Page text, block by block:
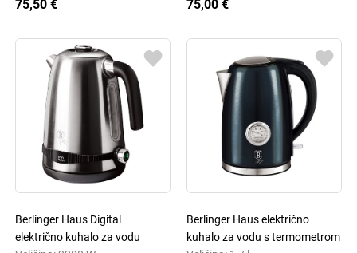
75,50 € 75,00 €
Berlinger Haus Digital
električno kuhalo za vodu
Berlinger Haus električno
kuhalo za vodu s termometrom